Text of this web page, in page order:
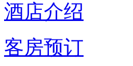
酒店介绍
客房预订